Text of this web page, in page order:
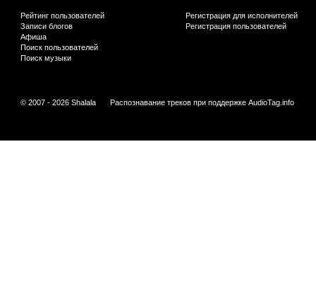
Рейтинг пользователей
Записи блогов
Афиша
Поиск пользователей
Поиск музыки
Регистрация для исполнителей
Регистрация пользователей
© 2007 - 2026 Shalala Распознавание треков при поддержке AudioTag.info